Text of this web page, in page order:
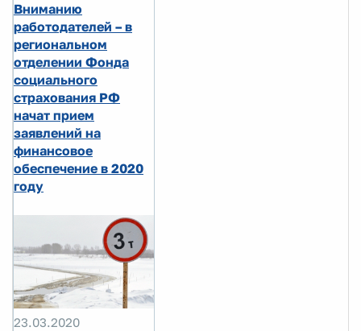
Вниманию
работодателей – в
региональном
отделении Фонда
социального
страхования РФ
начат прием
заявлений на
финансовое
обеспечение в 2020
году
23.03.2020